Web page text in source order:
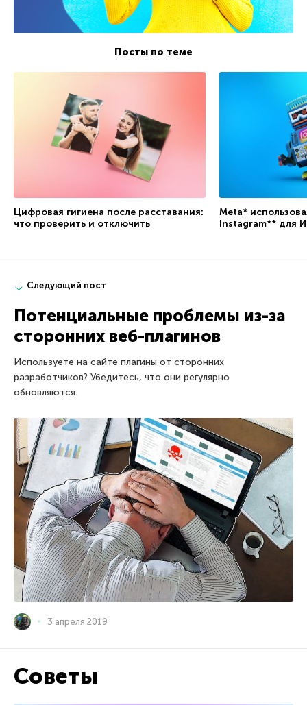
Посты по теме
Цифровая гигиена после расставания:
что проверить и отключить
Meta*
Instagram** для
Следующий пост
Потенциальные проблемы из-за
сторонних веб-плагинов
Используете на сайте плагины от сторонних
разработчиков? Убедитесь, что они регулярно
обновляются.
3 апреля 2019
Советы